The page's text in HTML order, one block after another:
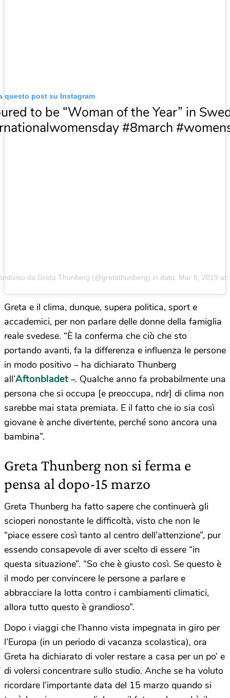
questo post su Instagram
to be “Woman of the Year” in
#8march
da Greta Thunberg (@gretathunberg) in data: Mar 8, 2019 at
Greta e il clima, dunque, supera politica, sport e
accademici, per non parlare delle donne della famiglia
reale svedese. “È la conferma che ciò che sto
portando avanti, fa la differenza e influenza le persone
in modo positivo – ha dichiarato Thunberg
all’Aftonbladet –. Qualche anno fa probabilmente una
persona che si occupa [e preoccupa, ndr] di clima non
sarebbe mai stata premiata. E il fatto che io sia così
giovane è anche divertente, perché sono ancora una
bambina”.
Greta Thunberg non si ferma e
pensa al dopo-15 marzo
Greta Thunberg ha fatto sapere che continuerà gli
scioperi nonostante le difficoltà, visto che non le
“piace essere così tanto al centro dell’attenzione”, pur
essendo consapevole di aver scelto di essere “in
questa situazione”. “So che è giusto così. Se questo è
il modo per convincere le persone a parlare e
abbracciare la lotta contro i cambiamenti climatici,
allora tutto questo è grandioso”.
Dopo i viaggi che l’hanno vista impegnata in giro per
l’Europa (in un periodo di vacanza scolastica), ora
Greta ha dichiarato di voler restare a casa per un po’ e
di volersi concentrare sullo studio. Anche se ha voluto
ricordare l’importante data del 15 marzo quando si